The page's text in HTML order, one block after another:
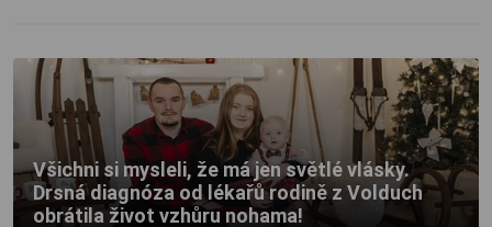
Všichni si mysleli, že má jen světlé vlásky.
Drsná diagnóza od lékařů rodině z Volduch
obrátila život vzhůru nohama!